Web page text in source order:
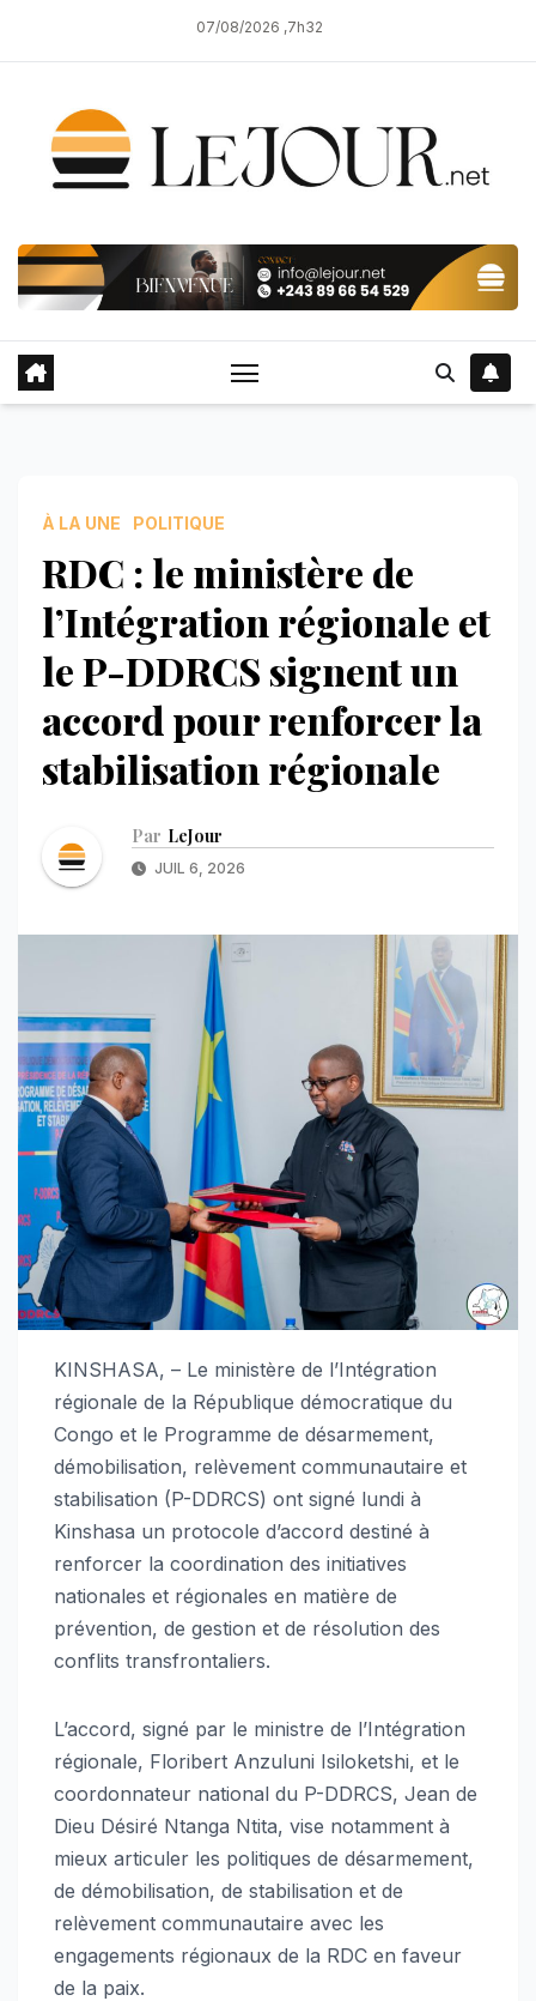
07/08/2026 ,7h32
À LA UNE POLITIQUE
RDC : le ministère de
l’Intégration régionale et
le P-DDRCS signent un
accord pour renforcer la
stabilisation régionale
Par LeJour
JUIL 6, 2026
KINSHASA, – Le ministère de l’Intégration
régionale de la République démocratique du
Congo et le Programme de désarmement,
démobilisation, relèvement communautaire et
stabilisation (P-DDRCS) ont signé lundi à
Kinshasa un protocole d’accord destiné à
renforcer la coordination des initiatives
nationales et régionales en matière de
prévention, de gestion et de résolution des
conflits transfrontaliers.
L’accord, signé par le ministre de l’Intégration
régionale, Floribert Anzuluni Isiloketshi, et le
coordonnateur national du P-DDRCS, Jean de
Dieu Désiré Ntanga Ntita, vise notamment à
mieux articuler les politiques de désarmement,
de démobilisation, de stabilisation et de
relèvement communautaire avec les
engagements régionaux de la RDC en faveur
de la paix.